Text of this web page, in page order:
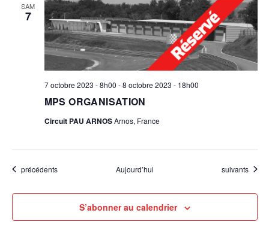
SAM
7
MPS ORGANISATION
7 octobre 2023 - 8h00 -8 octobre 2023 - 18h00
Circuit PAU ARNOSArnos, France
Évènements
précédents Aujourd’hui Évènements
suivants
S’abonner au calendrier